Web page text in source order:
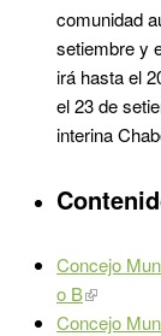
comunidad
setiembre y
irá hasta el
el 23 de
interina
Concejo
o B
Concejo